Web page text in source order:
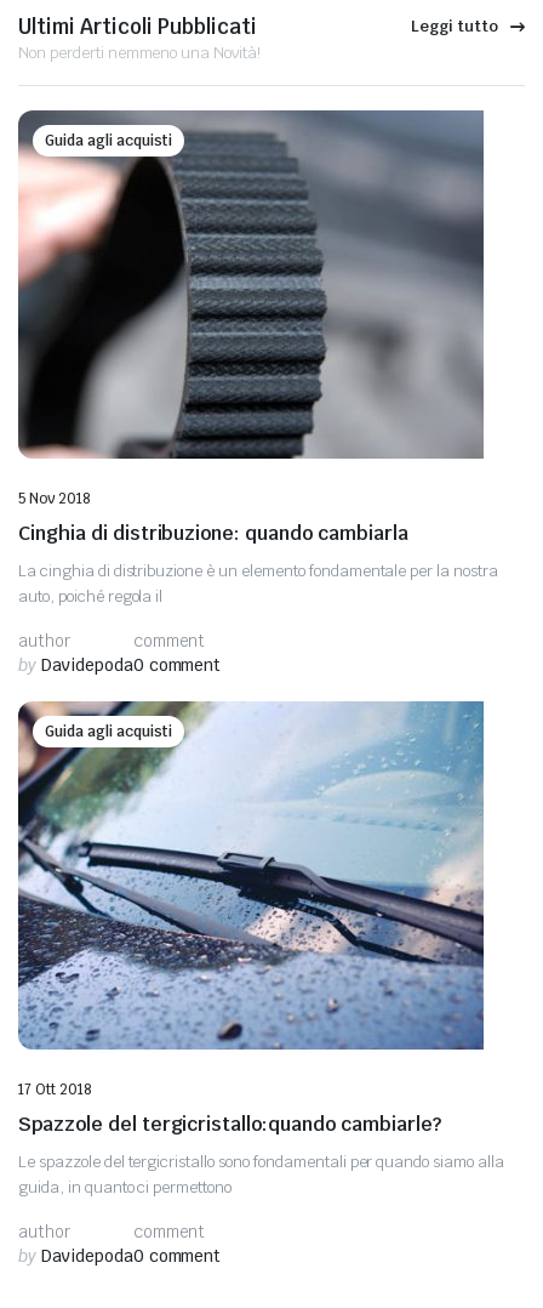
Ultimi Articoli Pubblicati
Non perderti nemmeno una Novità!
Leggi tutto
Guida agli acquisti
5 Nov 2018
Cinghia di distribuzione: quando cambiarla
La cinghia di distribuzione è un elemento fondamentale per la nostra
auto, poiché regola il
author
by Davidepoda
comment
0 comment
Guida agli acquisti
17 Ott 2018
Spazzole del tergicristallo:quando cambiarle?
Le spazzole del tergicristallo sono fondamentali per quando siamo alla
guida, in quanto ci permettono
author
by Davidepoda
comment
0 comment